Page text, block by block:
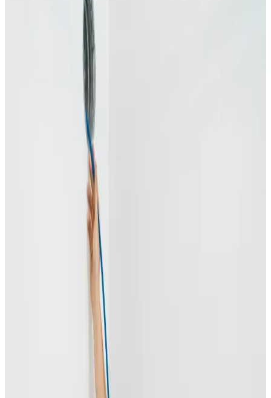
Fugt i bolig i Harlev
I Harlev ser vi det igen og igen: tætte, velisolerede
boliger, der mangler at få skiftet luften ud. Resultatet er
fugt, kondens og skimmel. Heldigvis er løsningen ligetil
med den rette ventilation.
Uforpligtende rådgivning